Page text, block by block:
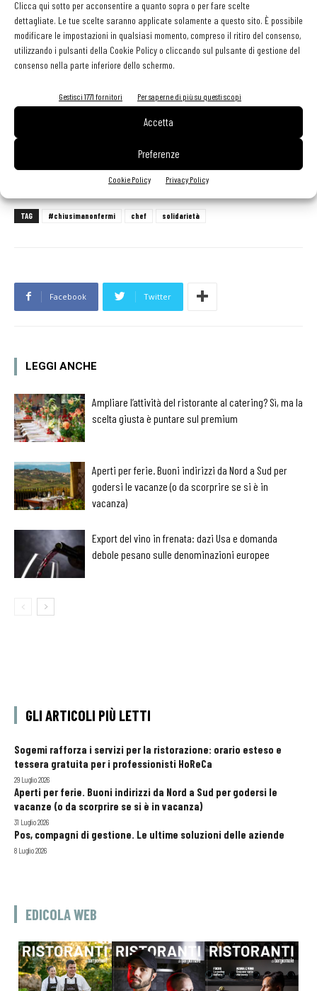
Clicca qui sotto per acconsentire a quanto sopra o per fare scelte
dettagliate. Le tue scelte saranno applicate solamente a questo sito. È possibile
modificare le impostazioni in qualsiasi momento, compreso il ritiro del consenso,
utilizzando i pulsanti della Cookie Policy o cliccando sul pulsante di gestione del
consenso nella parte inferiore dello schermo.
Gestisci 1771 fornitori Per saperne di più su questi scopi
Accetta
Preferenze
Cookie Policy Privacy Policy
Martina Miccione (Tipografia Alimentare), Davide Oldani (D’O),
Giuseppe Postorino (L’Alchimia), Mathias Perdomo (stellato di “Pont
de Ferr”, chef Ristorante Contraste), Wicky Priyan (Wicky’s
Innovative Japanese Cuisine), Aldo Ritrovato (IT), Eugenio
(Enoteca Naturale), Lorenzo Sirabella (Dry), Luigi Taglienti (Lume),
Matteo Torretta (Asola), Viviana Varese (Viva), Simone Zanon
(Ronchettino), Andrea Zazzara (Motelombroso), Giuseppe Zen
(Macelleria Popolare).
TAG #chiusimanonfermi chef solidarietà
Facebook Twitter
LEGGI ANCHE
Ampliare l’attività del ristorante al catering? Sì, ma la
scelta giusta è puntare sul premium
Aperti per ferie. Buoni indirizzi da Nord a Sud per
godersi le vacanze (o da scorprire se si è in
vacanza)
Export del vino in frenata: dazi Usa e domanda
debole pesano sulle denominazioni europee
GLI ARTICOLI PIÙ LETTI
Sogemi rafforza i servizi per la ristorazione: orario esteso e
tessera gratuita per i professionisti HoReCa
29 Luglio 2026
Aperti per ferie. Buoni indirizzi da Nord a Sud per godersi le
vacanze (o da scorprire se si è in vacanza)
31 Luglio 2026
Pos, compagni di gestione. Le ultime soluzioni delle aziende
8 Luglio 2026
EDICOLA WEB